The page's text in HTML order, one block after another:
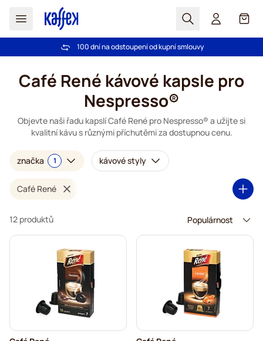
Hledat Košík
Bezplatná doprava nad 1000,00Kč
100 dní na odstoupení od kupní smlouvy
Café René kávové kapsle pro
Nespresso®
Objevte naši řadu kapslí Café René pro Nespresso® a užijte si
kvalitní kávu s různými příchutěmi za dostupnou cenu.
značka 1 kávové styly
Café René
12 produktů